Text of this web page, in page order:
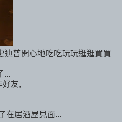
迪普開心地吃吃玩玩逛逛買買
...
好友,
在居酒屋見面...